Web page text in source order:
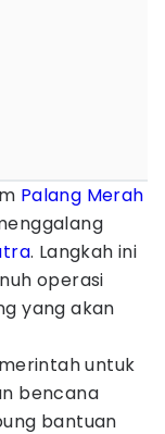
Palang Merah
. Langkah ini
operasi
yang akan
untuk
bencana
bantuan